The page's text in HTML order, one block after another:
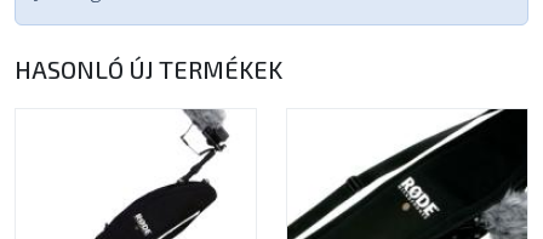
HASONLÓ ÚJ TERMÉKEK